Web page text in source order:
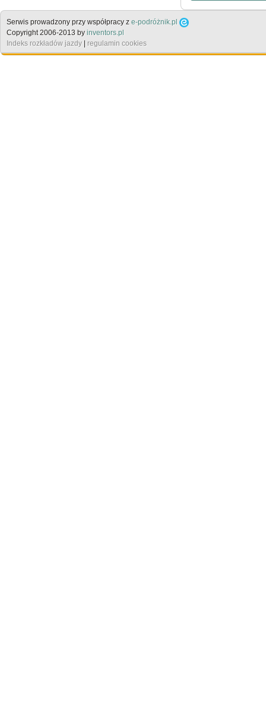
Serwis prowadzony przy współpracy z e-podróżnik.pl
Copyright 2006-2013 by inventors.pl
Indeks rozkładów jazdy
regulamin cookies